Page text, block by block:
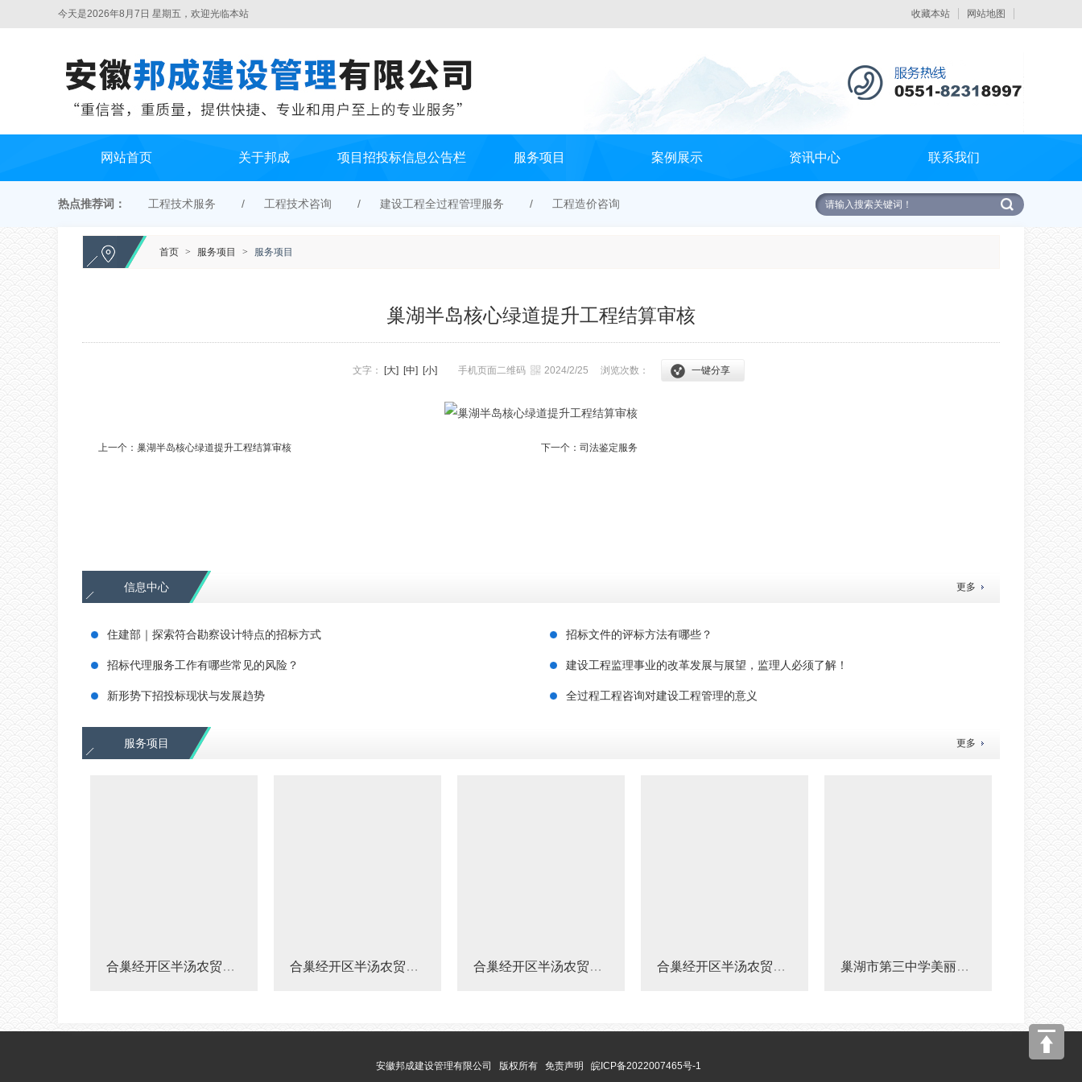
今天是2026年8月7日 星期五，欢迎光临本站 收藏本站 网站地图
网站首页 关于邦成 项目招投标信息公告栏 服务项目 案例展示 资讯中心 联系我们
热点推荐词： 工程技术服务 工程技术咨询 建设工程全过程管理服务 工程造价咨询
首页 > 服务项目 > 服务项目
巢湖半岛核心绿道提升工程结算审核
文字： [大] [中] [小] 手机页面二维码 2024/2/25 浏览次数： 一键分享
上一个： 巢湖半岛核心绿道提升工程结算审核 下一个： 司法鉴定服务
更多
信息中心
住建部｜探索符合勘察设计特点的招标方式 招标文件的评标方法有哪些？
招标代理服务工作有哪些常见的风险？ 建设工程监理事业的改革发展与展望，监理人必须了解！
新形势下招投标现状与发展趋势 全过程工程咨询对建设工程管理的意义
更多
服务项目
合巢经开区半汤农贸市场工程结算审核 合巢经开区半汤农贸市场工程结算审核 合巢经开区半汤农贸市场工程结算审核 合巢经开区半汤农贸市场工程结算审核 巢湖市第三中学美丽校园建设工程结算审核
安徽邦成建设管理有限公司 版权所有 免责声明
皖ICP备2022007465号-1
[向上]